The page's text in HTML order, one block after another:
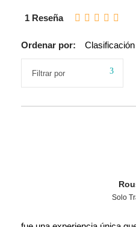
1 Reseña
Ordenar por: Clasificación
Solo